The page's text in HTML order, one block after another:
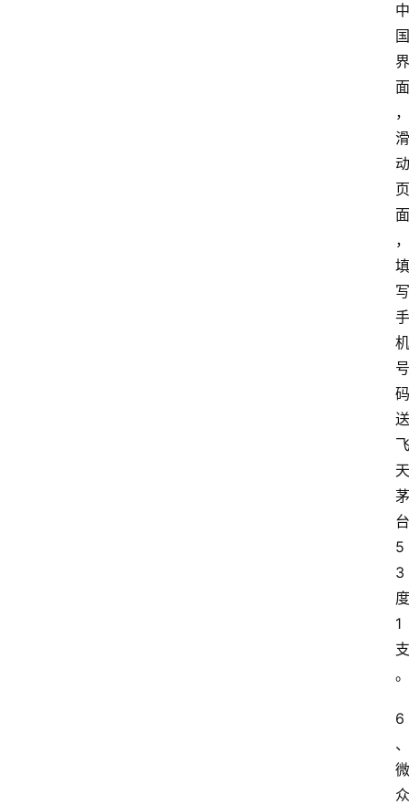
中
国
界
面
，
滑
动
页
面
，
填
写
手
机
号
码
送
飞
天
茅
台
5
3
度
1
支
。
6
、
微
众